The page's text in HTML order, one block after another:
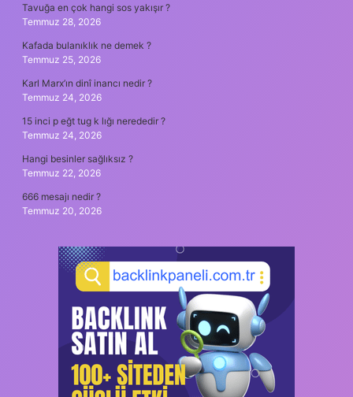
Tavuğa en çok hangi sos yakışır ?
Temmuz 28, 2026
Kafada bulanıklık ne demek ?
Temmuz 25, 2026
Karl Marx’ın dinî inancı nedir ?
Temmuz 24, 2026
15 inci p eğt tug k lığı nerededir ?
Temmuz 24, 2026
Hangi besinler sağlıksız ?
Temmuz 22, 2026
666 mesajı nedir ?
Temmuz 20, 2026